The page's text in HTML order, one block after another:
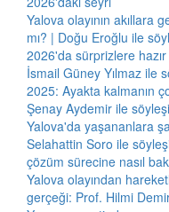
Yalova olayının akıllara
mı? | Doğu Eroğlu ile
2026'da sürprizlere hazır
İsmail Güney Yılmaz ile
2025: Ayakta kalmanın
Şenay Aydemir ile
Yalova'da yaşananlara
Selahattin Soro ile
çözüm sürecine nasıl
Yalova olayından
gerçeği: Prof. Hilmi